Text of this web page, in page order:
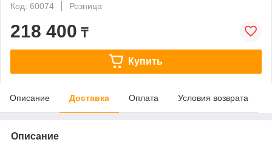
Код: 60074
Розница
218 400 ₸
Купить
Описание Доставка Оплата Условия возврата
Описание